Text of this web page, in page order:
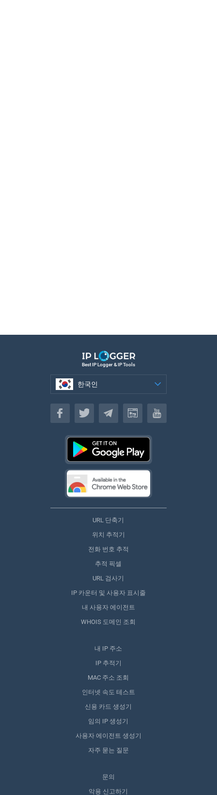
Best IP Logger & IP Tools
한국인
한국인
URL 단축기
위치 추적기
전화 번호 추적
추적 픽셀
URL 검사기
IP 카운터 및 사용자 표시줄
내 사용자 에이전트
WHOIS 도메인 조회
내 IP 주소
IP 추적기
MAC 주소 조회
인터넷 속도 테스트
신용 카드 생성기
임의 IP 생성기
사용자 에이전트 생성기
자주 묻는 질문
문의
악용 신고하기